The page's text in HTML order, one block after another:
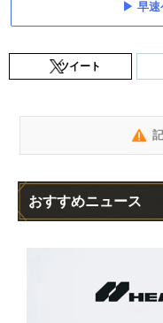
早速
ツイート
おすすめニュース